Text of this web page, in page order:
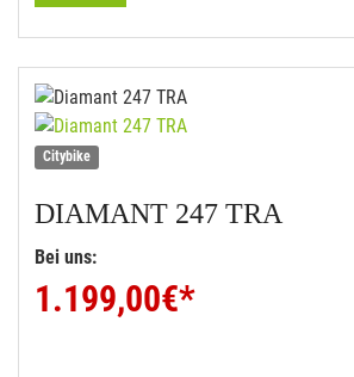
Citybike
DIAMANT 247 TRA
Bei uns:
1.199,00€*